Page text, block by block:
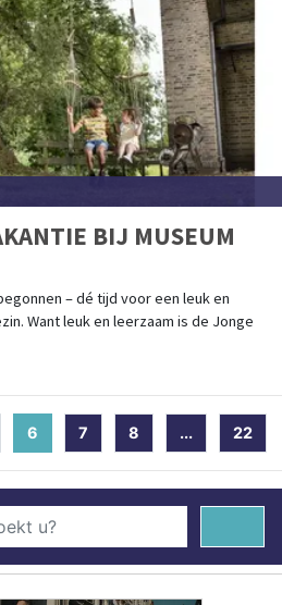
BIJ MUSEUM
– dé tijd voor een leuk en
Want leuk en leerzaam is de Jonge
6 (current)
7 8 ... 22